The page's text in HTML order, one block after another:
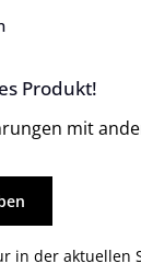
von 0
Produkt!
mit
in der aktuellen